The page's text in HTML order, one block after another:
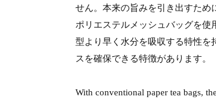
せん。本来の旨みを引き出すため
ポリエステルメッシュバッグを
型より早く水分を吸収する特性を
スを確保できる特徴があります。
With conventional paper tea bags,